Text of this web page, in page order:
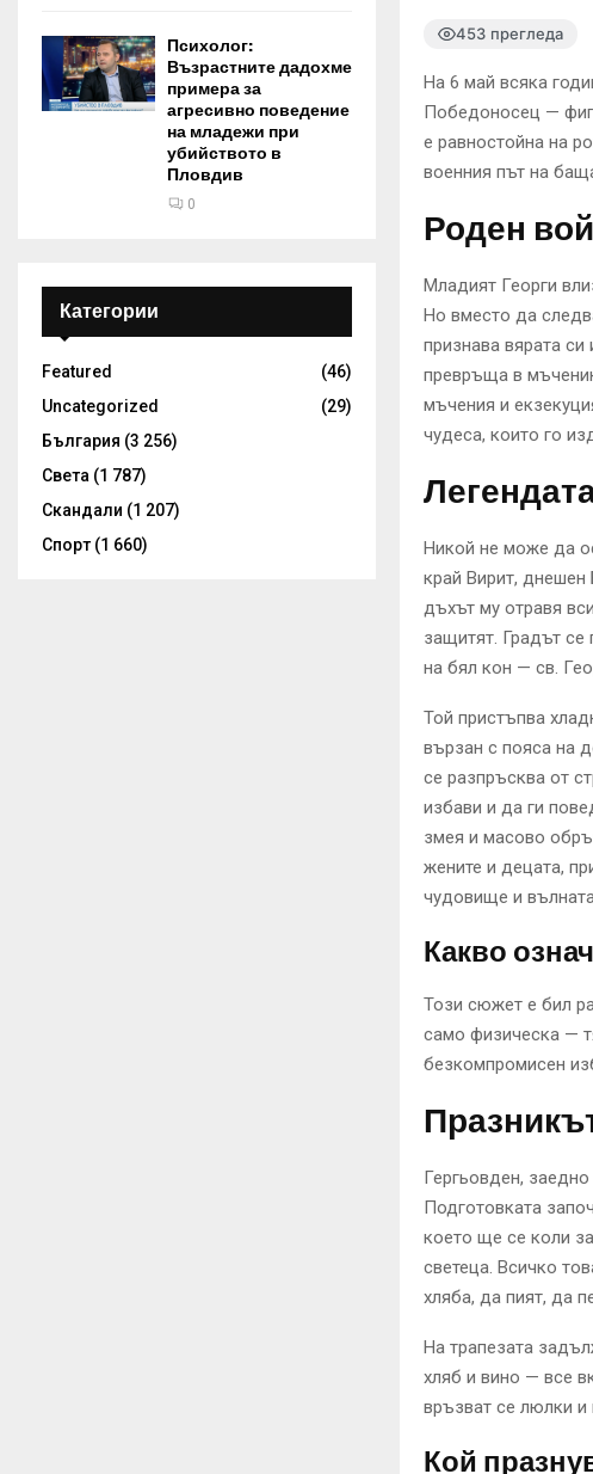
453 прегледа
На 6 май всяка
Победоносец —
е равностойна на
военния път на
Роден
Младият Георги
Но вместо да
признава вярата
превръща в
мъчения и
чудеса, които го
Никой не може да
край Вирит, днешен
дъхът му отравя
защитят. Градът се
на бял кон — св.
Той пристъпва
вързан с пояса на
се разпръсква от
избави и да ги
змея и масово
жените и децата,
чудовище и
Какво
Този сюжет е бил
само физическа —
безкомпромисен
Гергьовден,
Подготовката
което ще се коли
светеца. Всичко
хляба, да пият, да
На трапезата
хляб и вино — все
връзват се люлки и
Кой
Психолог:
Възрастните дадохме
примера за
агресивно поведение
на младежи при
убийството в
Пловдив
0
Категории
Featured
(46)
Uncategorized
(29)
България (3 256)
Света (1 787)
Скандали (1 207)
Спорт (1 660)